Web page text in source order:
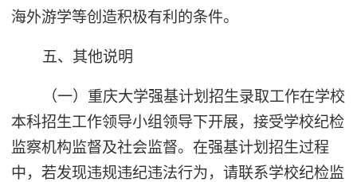
海外游学等创造积极有利的条件。
五、其他说明
（一）重庆大学强基计划招生录取工作在学校
本科招生工作领导小组领导下开展，接受学校纪检
监察机构监督及社会监督。在强基计划招生过程
中，若发现违规违纪违法行为，请联系学校纪检监